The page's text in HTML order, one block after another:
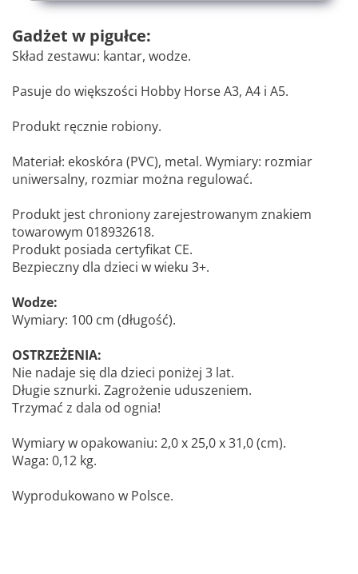
Gadżet w pigułce:
Skład zestawu: kantar, wodze.
Pasuje do większości Hobby Horse A3, A4 i A5.
Produkt ręcznie robiony.
Materiał: ekoskóra (PVC), metal. Wymiary: rozmiar
uniwersalny, rozmiar można regulować.
Produkt jest chroniony zarejestrowanym znakiem
towarowym 018932618.
Produkt posiada certyfikat CE.
Bezpieczny dla dzieci w wieku 3+.
Wodze:
Wymiary: 100 cm (długość).
OSTRZEŻENIA:
Nie nadaje się dla dzieci poniżej 3 lat.
Długie sznurki. Zagrożenie uduszeniem.
Trzymać z dala od ognia!
Wymiary w opakowaniu: 2,0 x 25,0 x 31,0 (cm).
Waga: 0,12 kg.
Wyprodukowano w Polsce.